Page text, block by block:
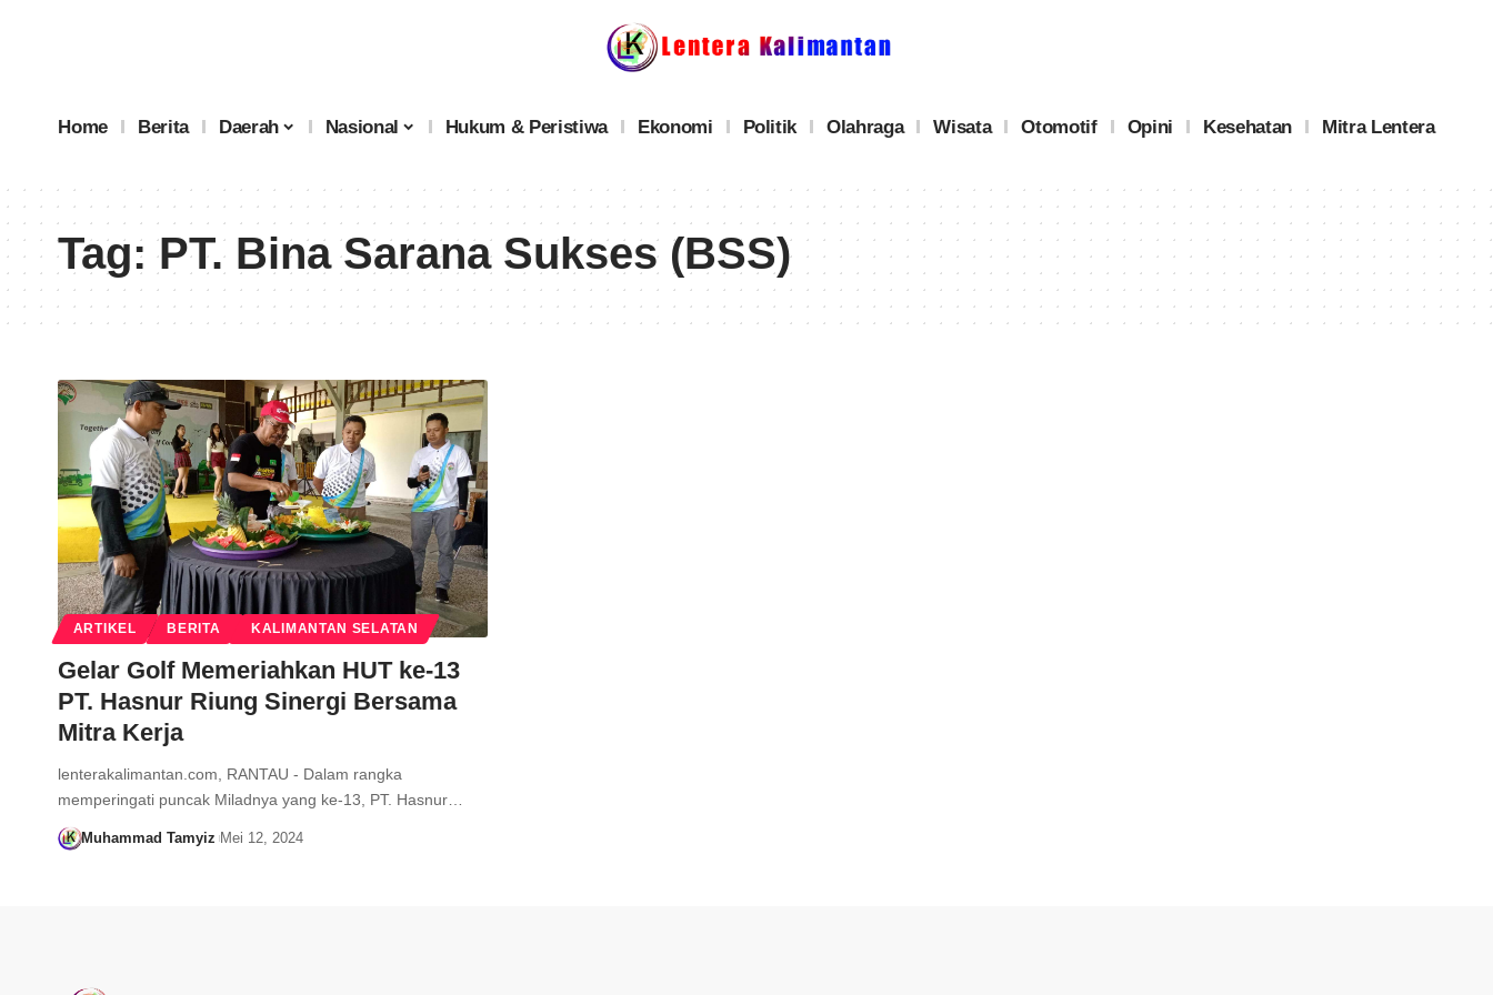
Home Berita Daerah Nasional Hukum & Peristiwa Ekonomi Politik Olahraga Wisata Otomotif Opini Kesehatan Mitra Lentera
Tag:PT. Bina Sarana Sukses (BSS)
ARTIKEL BERITA KALIMANTAN SELATAN
Gelar Golf Memeriahkan HUT ke-13
PT. Hasnur Riung Sinergi Bersama
Mitra Kerja
lenterakalimantan.com, RANTAU - Dalam rangka
memperingati puncak Miladnya yang ke-13, PT. Hasnur…
Muhammad Tamyiz Mei 12, 2024